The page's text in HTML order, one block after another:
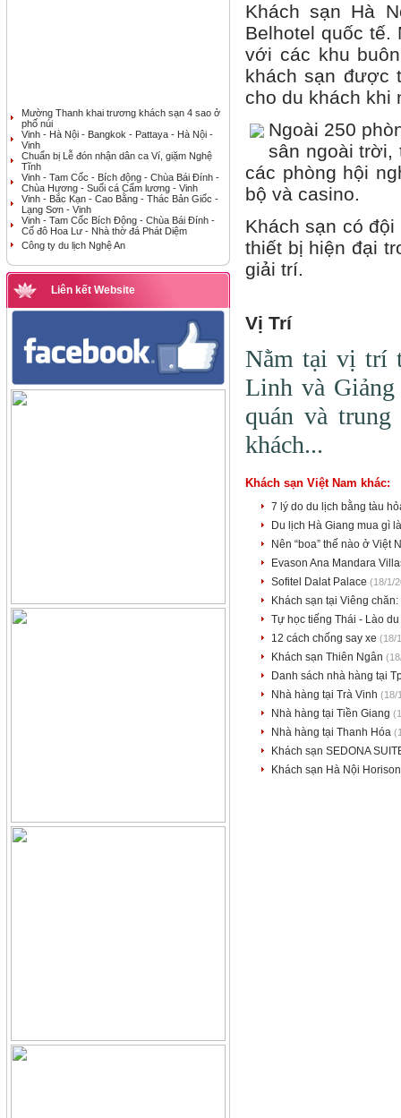
Mường Thanh khai trương khách sạn 4 sao ở
phố núi
Vinh - Hà Nội - Bangkok - Pattaya - Hà Nội -
Vinh
Chuẩn bị Lễ đón nhận dân ca Ví, giặm Nghệ
Tĩnh
Vinh - Tam Cốc - Bích động - Chùa Bái Đính -
Chùa Hương - Suối cá Cẩm lương - Vinh
Vinh - Bắc Kạn - Cao Bằng - Thác Bản Giốc -
Lạng Sơn - Vinh
Vinh - Tam Cốc Bích Động - Chùa Bái Đính -
Cố đô Hoa Lư - Nhà thờ đá Phát Diệm
Công ty du lịch Nghệ An
Liên kết Website
Khách sạn Hà
Belhotel quốc tế.
với các khu
khách sạn được
cho du khách khi
Ngoài 250
sân ngoài trời,
các phòng hội
bộ và casino.
Khách sạn có
thiết bị hiện đại
giải trí.
Vị Trí
Nằm tại vị trí
Linh và Giảng
quán và
khách...
Khách sạn Việt Nam khác:
7 lý do du lịch bằng tàu
Du lịch Hà Giang mua gì
Nên “boa” thế nào ở Việt
Evason Ana Mandara
Sofitel Dalat Palace (18/1/
Khách sạn tại Viêng
Tự học tiếng Thái - Lào
12 cách chống say xe (18/
Khách sạn Thiên Ngân
Danh sách nhà hàng tại
Nhà hàng tại Trà Vinh (18/
Nhà hàng tại Tiền Giang
Nhà hàng tại Thanh Hóa
Khách sạn SEDONA
Khách sạn Hà Nội